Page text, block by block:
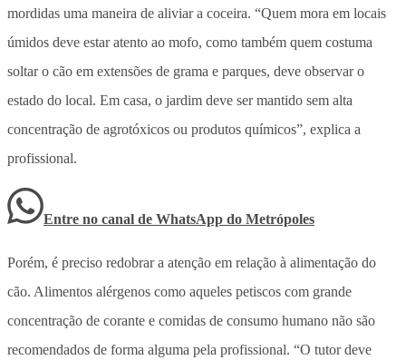
mordidas uma maneira de aliviar a coceira. “Quem mora em locais
úmidos deve estar atento ao mofo, como também quem costuma
soltar o cão em extensões de grama e parques, deve observar o
estado do local. Em casa, o jardim deve ser mantido sem alta
concentração de agrotóxicos ou produtos químicos”, explica a
profissional.
Entre no canal de WhatsApp do Metrópoles
Porém, é preciso redobrar a atenção em relação à alimentação do
cão. Alimentos alérgenos como aqueles petiscos com grande
concentração de corante e comidas de consumo humano não são
recomendados de forma alguma pela profissional. “O tutor deve